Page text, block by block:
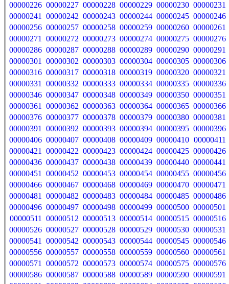
00000226 00000227 00000228 00000229 00000230 00000231
00000241
00000242 00000243 00000244 00000245 00000246
00000256 00000257 00000258 00000259 00000260 00000261
00000271
00000272 00000273 00000274 00000275 00000276
00000286 00000287 00000288 00000289 00000290 00000291
00000301
00000302 00000303 00000304 00000305 00000306
00000316 00000317 00000318 00000319 00000320 00000321
00000331
00000332 00000333 00000334 00000335 00000336
00000346 00000347 00000348 00000349 00000350 00000351
00000361
00000362 00000363 00000364 00000365 00000366
00000376 00000377 00000378 00000379 00000380 00000381
00000391
00000392 00000393 00000394 00000395 00000396
00000406 00000407 00000408 00000409 00000410 00000411
00000421
00000422 00000423 00000424 00000425 00000426
00000436 00000437 00000438 00000439 00000440 00000441
00000451
00000452 00000453 00000454 00000455 00000456
00000466 00000467 00000468 00000469 00000470 00000471
00000481
00000482 00000483 00000484 00000485 00000486
00000496 00000497 00000498 00000499 00000500 00000501
00000511
00000512 00000513 00000514 00000515 00000516
00000526 00000527 00000528 00000529 00000530 00000531
00000541
00000542 00000543 00000544 00000545 00000546
00000556 00000557 00000558 00000559 00000560 00000561
00000571
00000572 00000573 00000574 00000575 00000576
00000586 00000587 00000588 00000589 00000590 00000591